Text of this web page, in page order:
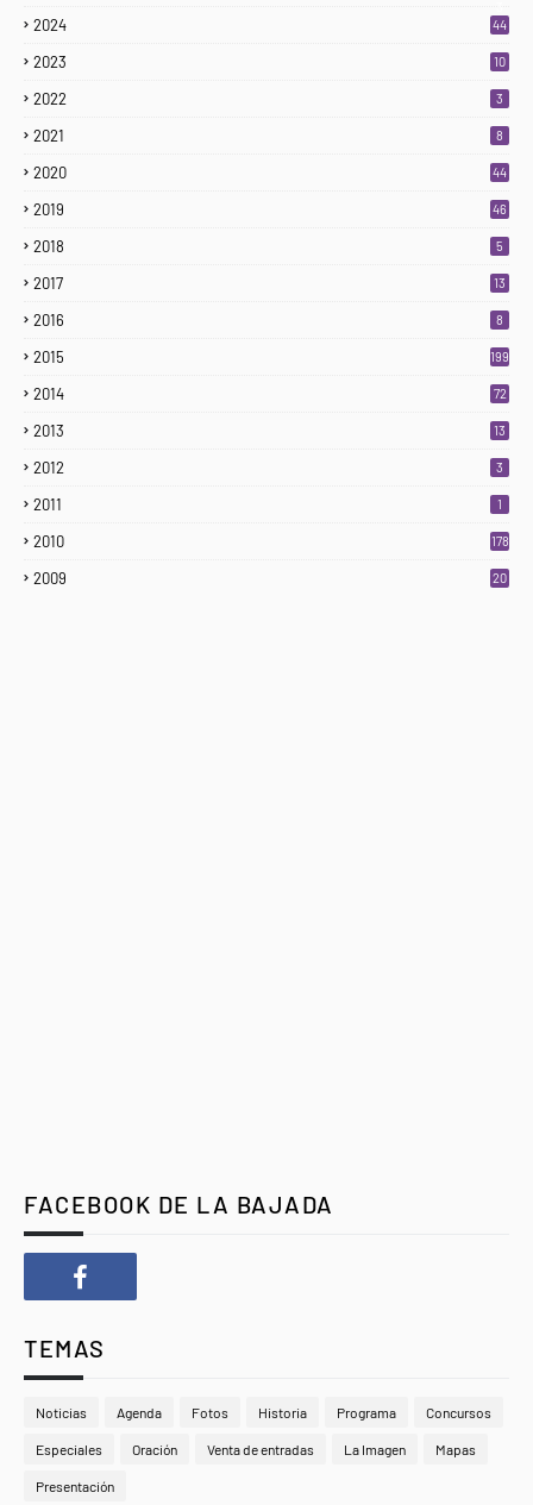
2024 44
2023 10
2022 3
2021 8
2020 44
2019 46
2018 5
2017 13
2016 8
2015 199
2014 72
2013 13
2012 3
2011 1
2010 178
2009 20
FACEBOOK DE LA BAJADA
TEMAS
Noticias Agenda Fotos Historia Programa Concursos
Especiales Oración Venta de entradas La Imagen Mapas
Presentación